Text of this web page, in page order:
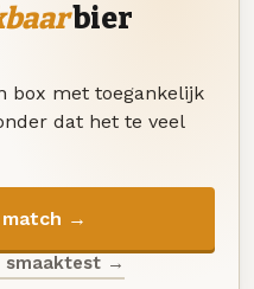
bier
box met toegankelijk
dat het te veel
match →
smaaktest →